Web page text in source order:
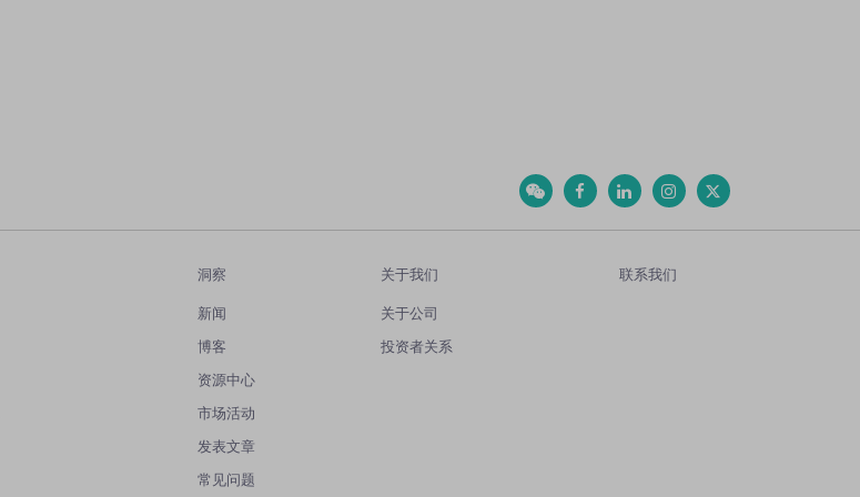
洞察
新闻
博客
资源中心
市场活动
发表文章
常见问题
关于我们
关于公司
投资者关系
联系我们